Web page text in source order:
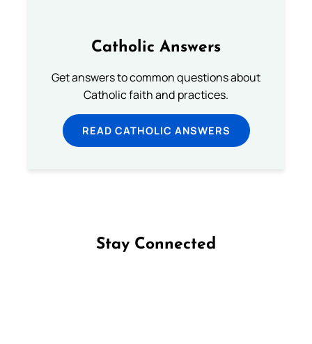
Catholic Answers
Get answers to common questions about
Catholic faith and practices.
READ CATHOLIC ANSWERS
Stay Connected